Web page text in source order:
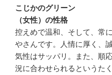
こじかのグリーン
（女性）の性格
控えめで温和、そして、常
やさんです。人情に厚く、
気性はサッパリ。また、順
況に合わせられるというた